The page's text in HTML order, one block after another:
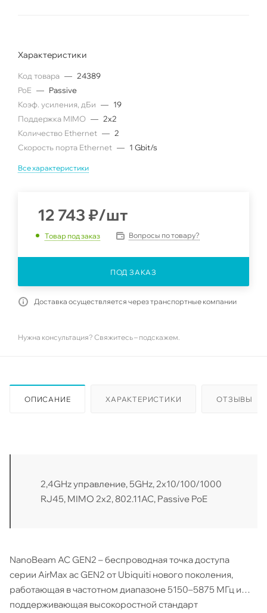
Характеристики
Код товара — 24389
PoE — Passive
Коэф. усиления, дБи — 19
Поддержка MIMO — 2x2
Количество Ethernet — 2
Скорость порта Ethernet — 1 Gbit/s
Все характеристики
12 743 ₽/шт
Товар под заказ Вопросы по товару?
ПОД ЗАКАЗ
Доставка осуществляется через транспортные компании
Нужна консультация? Свяжитесь – подскажем.
ОПИСАНИЕ ХАРАКТЕРИСТИКИ ОТЗЫВЫ
2,4GHz управление, 5GHz, 2x10/100/1000
RJ45, MIMO 2x2, 802.11AC, Passive PoE
NanoBeam AC GEN2 – беспроводная точка доступа
серии AirMax ac GEN2 от Ubiquiti нового поколения,
работающая в частотном диапазоне 5150–5875 МГц и
поддерживающая высокоростной стандарт